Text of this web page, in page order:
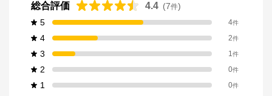
総合評価 4.4 (7件)
5
4件
4 2件
3 1件
2 0件
1 0件